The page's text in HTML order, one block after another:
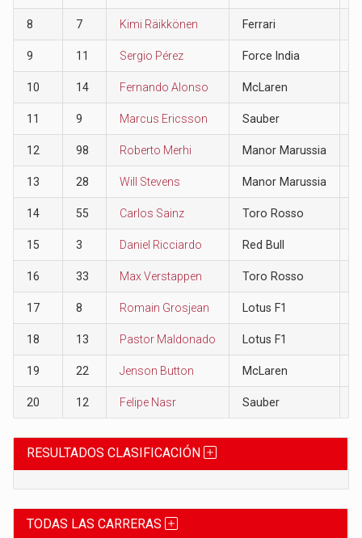
8 7 Kimi Räikkönen Ferrari
9 11 Sergio Pérez Force India
10 14 Fernando Alonso McLaren
11 9 Marcus Ericsson Sauber
12 98 Roberto Merhi Manor Marussia
13 28 Will Stevens Manor Marussia
14 55 Carlos Sainz Toro Rosso
15 3 Daniel Ricciardo Red Bull
16 33 Max Verstappen Toro Rosso
17 8 Romain Grosjean Lotus F1
18 13 Pastor Maldonado Lotus F1
19 22 Jenson Button McLaren
20 12 Felipe Nasr Sauber
RESULTADOS CLASIFICACIÓN
TODAS LAS CARRERAS